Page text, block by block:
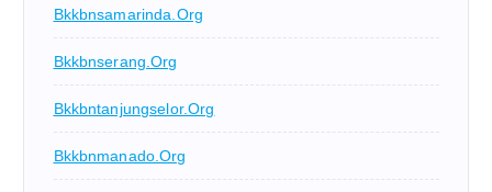
Bkkbnsamarinda.org
Bkkbnserang.org
Bkkbntanjungselor.org
Bkkbnmanado.org